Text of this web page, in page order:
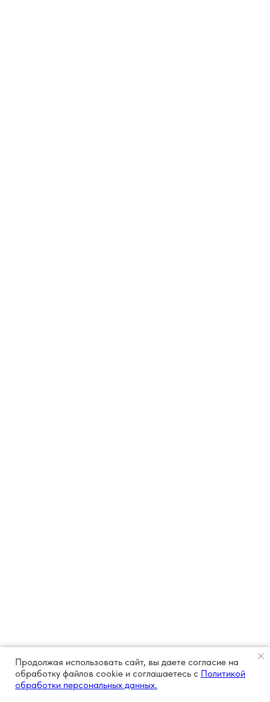
Продолжая использовать сайт, вы даете согласие на
обработку файлов cookie и соглашаетесь с Политикой
обработки персональных данных.